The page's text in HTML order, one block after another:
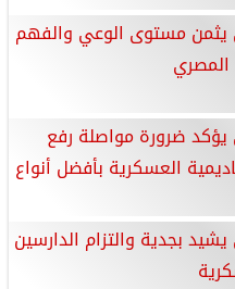
مستوى الوعي والفهم
المصري
ضرورة مواصلة رفع
العسكرية بأفضل أنواع
بجدية والتزام الدارسين